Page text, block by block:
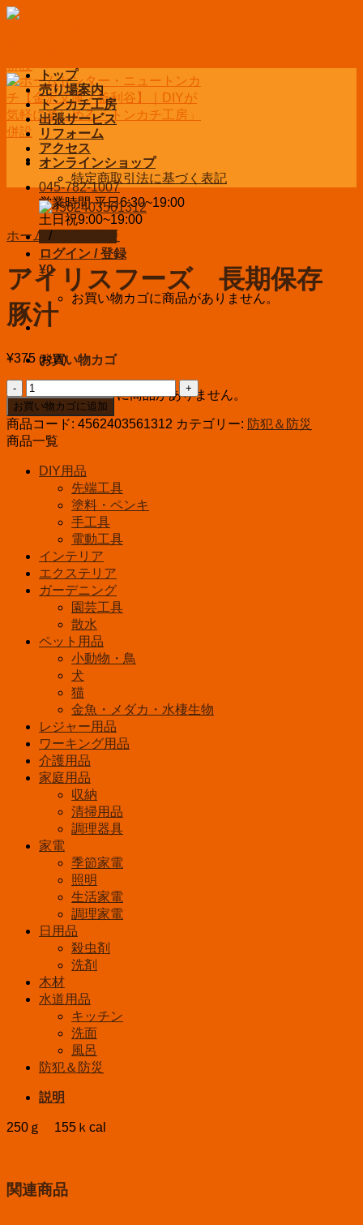
Skip
045-782-1007
営業時間 平日6:30~19:00
土日祝9:00~19:00
お問い合わせ
ログイン / 登録
¥0
お買い物カゴに商品がありません。
お買い物カゴ
お買い物カゴに商品がありません。
トップ
売り場案内
トンカチ工房
出張サービス
リフォーム
アクセス
オンラインショップ
特定商取引法に基づく表記
ホーム / 防犯＆防災
アイリスフーズ 長期保存
豚汁
¥375 (税込)
ア
イ
リ
ス
ー
存
豚
汁
お買い物カゴに追加
商品コード: 4562403561312 カテゴリー: 防犯＆防災
商品一覧
DIY用品
先端工具
塗料・ペンキ
手工具
電動工具
インテリア
エクステリア
ガーデニング
園芸工具
散水
ペット用品
小動物・鳥
犬
猫
金魚・メダカ・水棲生物
レジャー用品
ワーキング用品
介護用品
家庭用品
収納
清掃用品
調理器具
家電
季節家電
照明
生活家電
調理家電
日用品
殺虫剤
洗剤
木材
水道用品
キッチン
洗面
風呂
防犯＆防災
説明
250ｇ 155ｋcal
関連商品